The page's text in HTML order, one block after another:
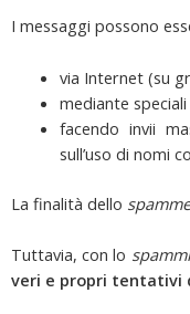
I messaggi possono
via Internet (su
mediante
facendo invii
sull’uso di nomi
La finalità dello
Tuttavia, con lo
veri e propri tentativi